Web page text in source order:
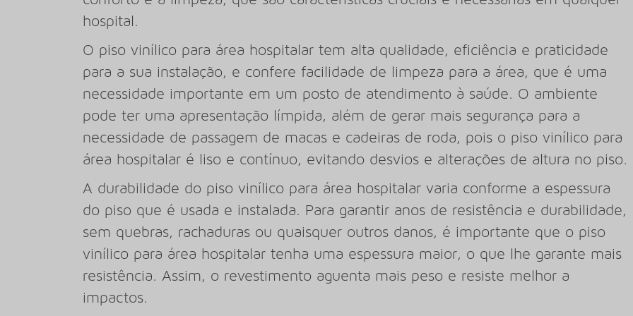
hospital.
O piso vinílico para área hospitalar tem alta qualidade, eficiência e praticidade
para a sua instalação, e confere facilidade de limpeza para a área, que é uma
necessidade importante em um posto de atendimento à saúde. O ambiente
pode ter uma apresentação límpida, além de gerar mais segurança para a
necessidade de passagem de macas e cadeiras de roda, pois o piso vinílico para
área hospitalar é liso e contínuo, evitando desvios e alterações de altura no piso.
A durabilidade do piso vinílico para área hospitalar varia conforme a espessura
do piso que é usada e instalada. Para garantir anos de resistência e durabilidade,
sem quebras, rachaduras ou quaisquer outros danos, é importante que o piso
vinílico para área hospitalar tenha uma espessura maior, o que lhe garante mais
resistência. Assim, o revestimento aguenta mais peso e resiste melhor a
impactos.